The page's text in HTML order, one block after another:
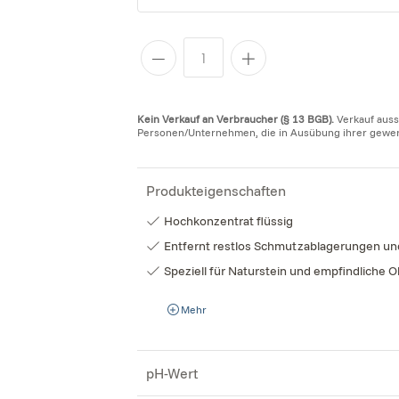
Kein Verkauf an Verbraucher (§ 13 BGB). Verkauf
Personen/Unternehmen, die in Ausübung ihrer
Produkteigenschaften
Hochkonzentrat flüssig
Entfernt restlos Schmutzablagerungen
Speziell für Naturstein und empfindliche
Mehr
pH-Wert